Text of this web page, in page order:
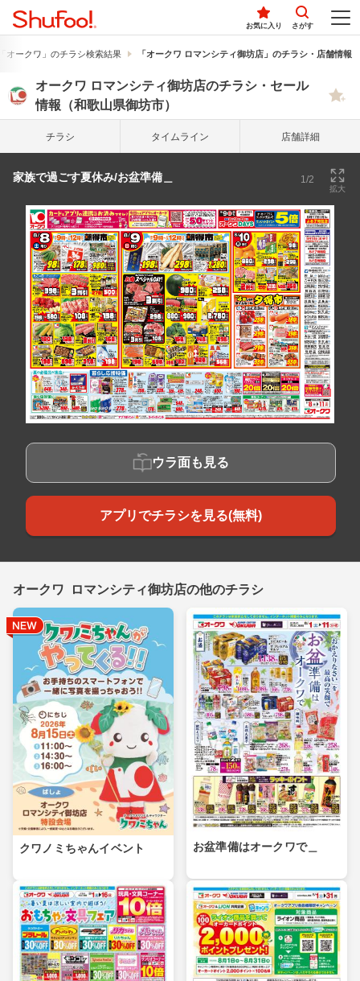
お気に入り さがす
オークワ」のチラシ検索結果 「オークワ ロマンシティ御坊店」のチラシ・店舗情報
オークワ ロマンシティ御坊店のチラシ・セール
情報（和歌山県御坊市）
チラシ タイム ライン 店舗詳細
家族で過ごす夏休み/お盆準備＿ 1/2
拡大
ウラ面も見る
アプリでチラシを見る(無料)
オークワ ロマンシティ御坊店の他のチラシ
クワノミちゃんイベント お盆準備はオークワで＿